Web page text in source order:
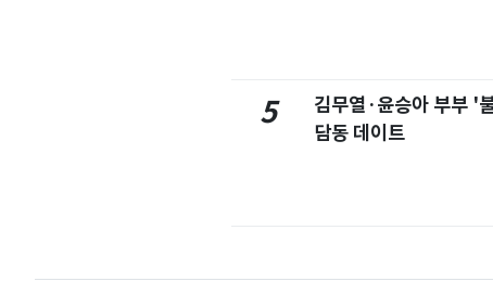
5
김무열·윤승아 부부 '
담동 데이트